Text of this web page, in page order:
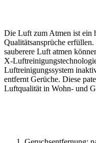
Die Luft zum Atmen ist ein
Qualitätsansprüche
sauberere Luft atmen
X-
Luftreinigungssystem
entfernt Gerüche. Diese
Luftqualität in Wohn- und